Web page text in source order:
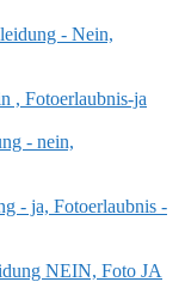
- Nein,
, Fotoerlaubnis-ja
- nein,
- ja, Fotoerlaubnis -
NEIN, Foto JA